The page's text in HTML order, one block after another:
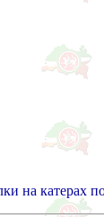
на катерах